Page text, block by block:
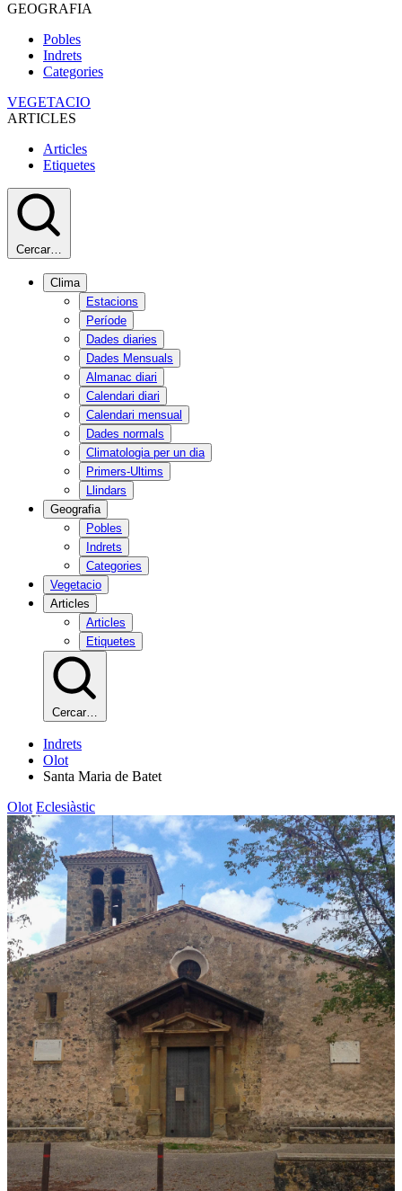
GEOGRAFIA
Pobles
Indrets
Categories
VEGETACIO
ARTICLES
Articles
Etiquetes
Cercar…
Clima
Estacions
Període
Dades diaries
Dades Mensuals
Almanac diari
Calendari diari
Calendari mensual
Dades normals
Climatologia per un dia
Primers-Ultims
Llindars
Geografia
Pobles
Indrets
Categories
Vegetacio
Articles
Articles
Etiquetes
Cercar…
Indrets
Olot
Santa Maria de Batet
Olot Eclesiàstic